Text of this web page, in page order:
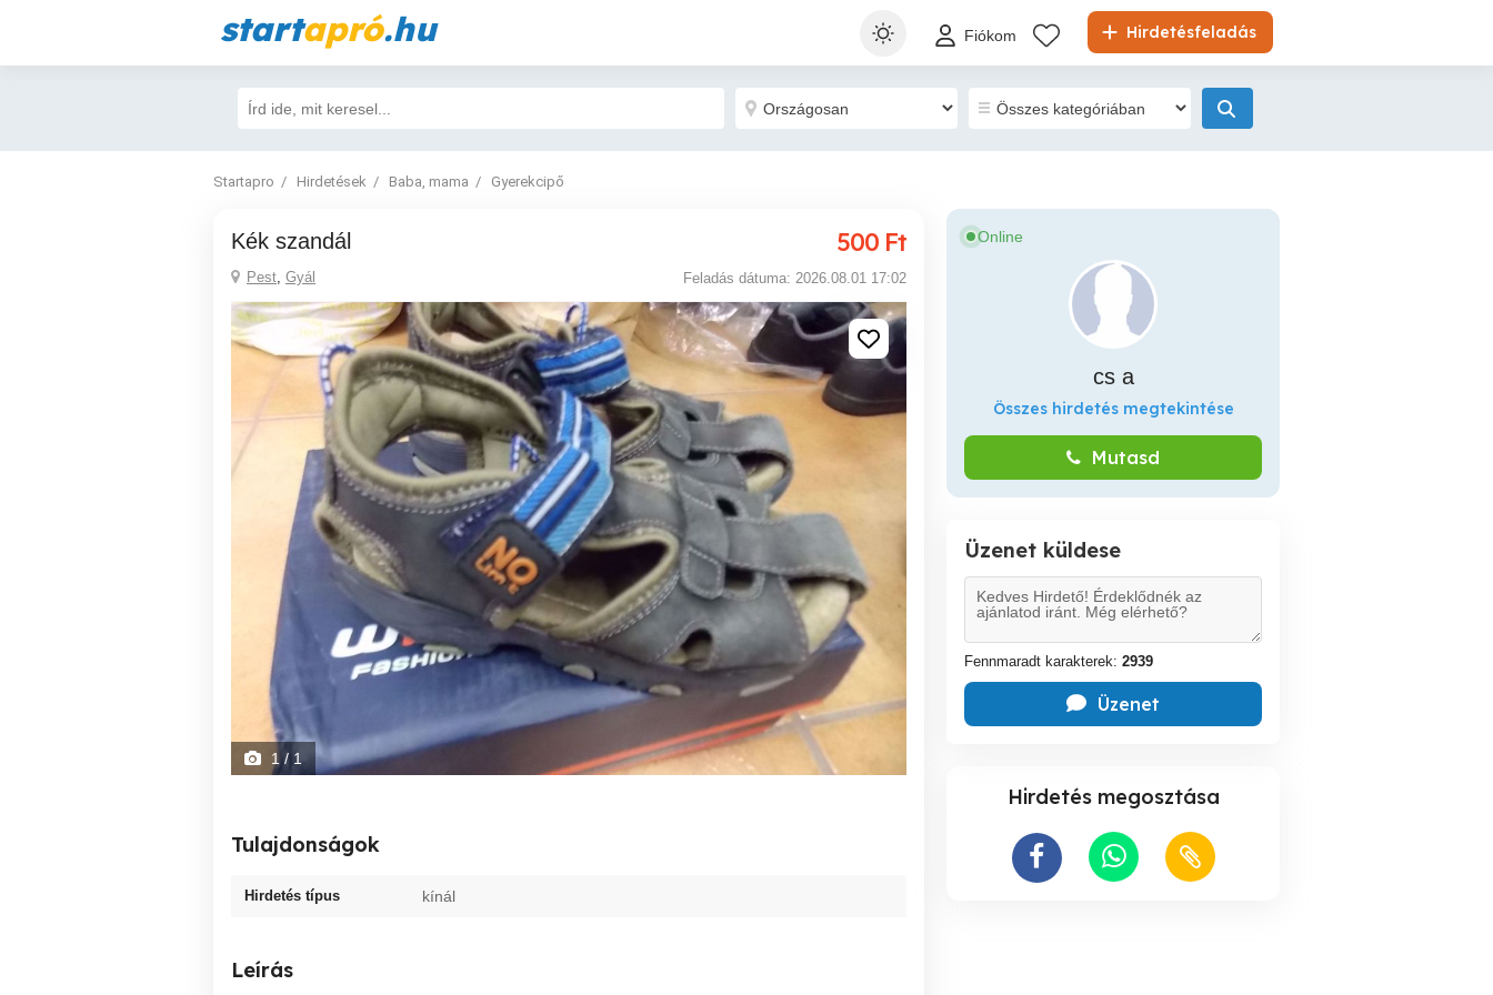
startapró.hu Hirdetésfeladás
Fiókom
Startapro Hirdetések Baba, mama Gyerekcipő
Kék szandál 500 Ft
Pest, Gyál Feladás dátuma: 2026.08.01 17:02
1 / 1
Tulajdonságok
Hirdetés típus kínál
Leírás
Online
cs a
Összes hirdetés megtekintése
Mutasd
Üzenet küldese
Fennmaradt karakterek: 2939
Üzenet
Hirdetés megosztása